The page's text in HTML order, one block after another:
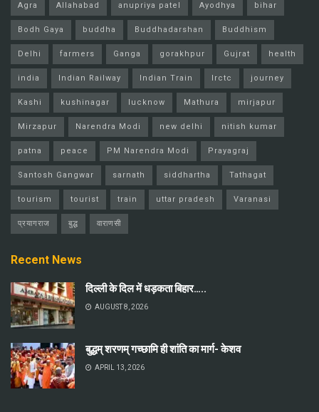
Agra Allahabad anupriya patel Ayodhya bihar
Bodh Gaya buddha Buddhadarshan Buddhism
Delhi farmers Ganga gorakhpur Gujrat health
india Indian Railway Indian Train Irctc journey
Kashi kushinagar lucknow Mathura mirjapur
Mirzapur Narendra Modi new delhi nitish kumar
patna peace PM Narendra Modi Prayagraj
Santosh Gangwar sarnath siddhartha Tathagat
tourism tourist train uttar pradesh Varanasi
प्रयागराज बुद्ध वाराणसी
Recent News
दिल्ली के दिल में धड़कता बिहार…..
AUGUST 8, 2026
बुद्धम् शरणम् गच्छामि ही शांति का मार्ग- केशव
APRIL 13, 2026